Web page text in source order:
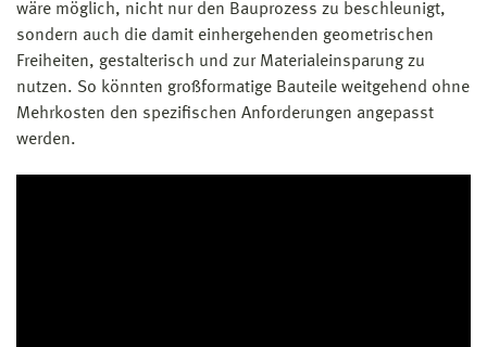
wäre möglich, nicht nur den Bauprozess zu beschleunigt,
sondern auch die damit einhergehenden geometrischen
Freiheiten, gestalterisch und zur Materialeinsparung zu
nutzen. So könnten großformatige Bauteile weitgehend ohne
Mehrkosten den spezifischen Anforderungen angepasst
werden.